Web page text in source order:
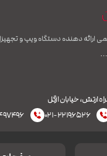
ارائه دهنده دستگاه ویپ و
ارتش، خیابان ازگل
۰۲۱-۲۲۱۹۶۵۲۶ ۰۲۱-